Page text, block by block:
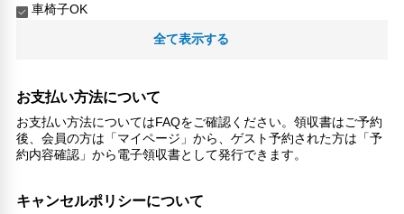
車椅子OK
北京語
その他サービス
24時間フロント対応
セーフティボックス（フロント）
全て表示する
お支払い方法について
お支払い方法についてはFAQをご確認ください。領収書はご予約
後、会員の方は「マイページ」から、ゲスト予約された方は「予
約内容確認」から電子領収書として発行できます。
キャンセルポリシーについて